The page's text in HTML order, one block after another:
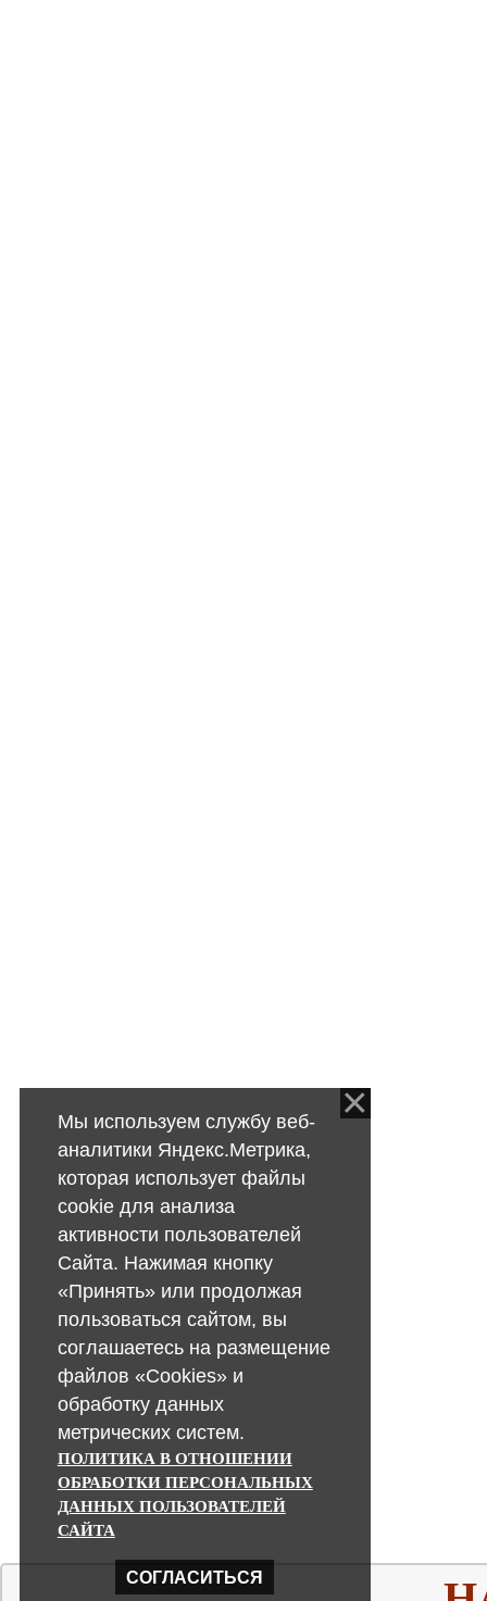
Мы используем службу веб-
аналитики Яндекс.Метрика,
которая использует файлы
cookie для анализа
активности пользователей
Сайта. Нажимая кнопку
«Принять» или продолжая
пользоваться сайтом, вы
соглашаетесь на размещение
файлов «Cookies» и
обработку данных
метрических систем.
ПОЛИТИКА В ОТНОШЕНИИ
ОБРАБОТКИ ПЕРСОНАЛЬНЫХ
ДАННЫХ ПОЛЬЗОВАТЕЛЕЙ
САЙТА
СОГЛАСИТЬСЯ